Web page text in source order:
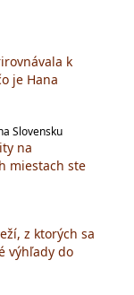
k
je Hana
Slovensku
na
miestach ste
z ktorých sa
výhľady do